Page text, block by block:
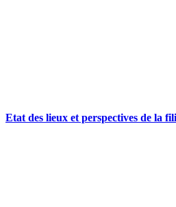
Etat des lieux et perspectives de la